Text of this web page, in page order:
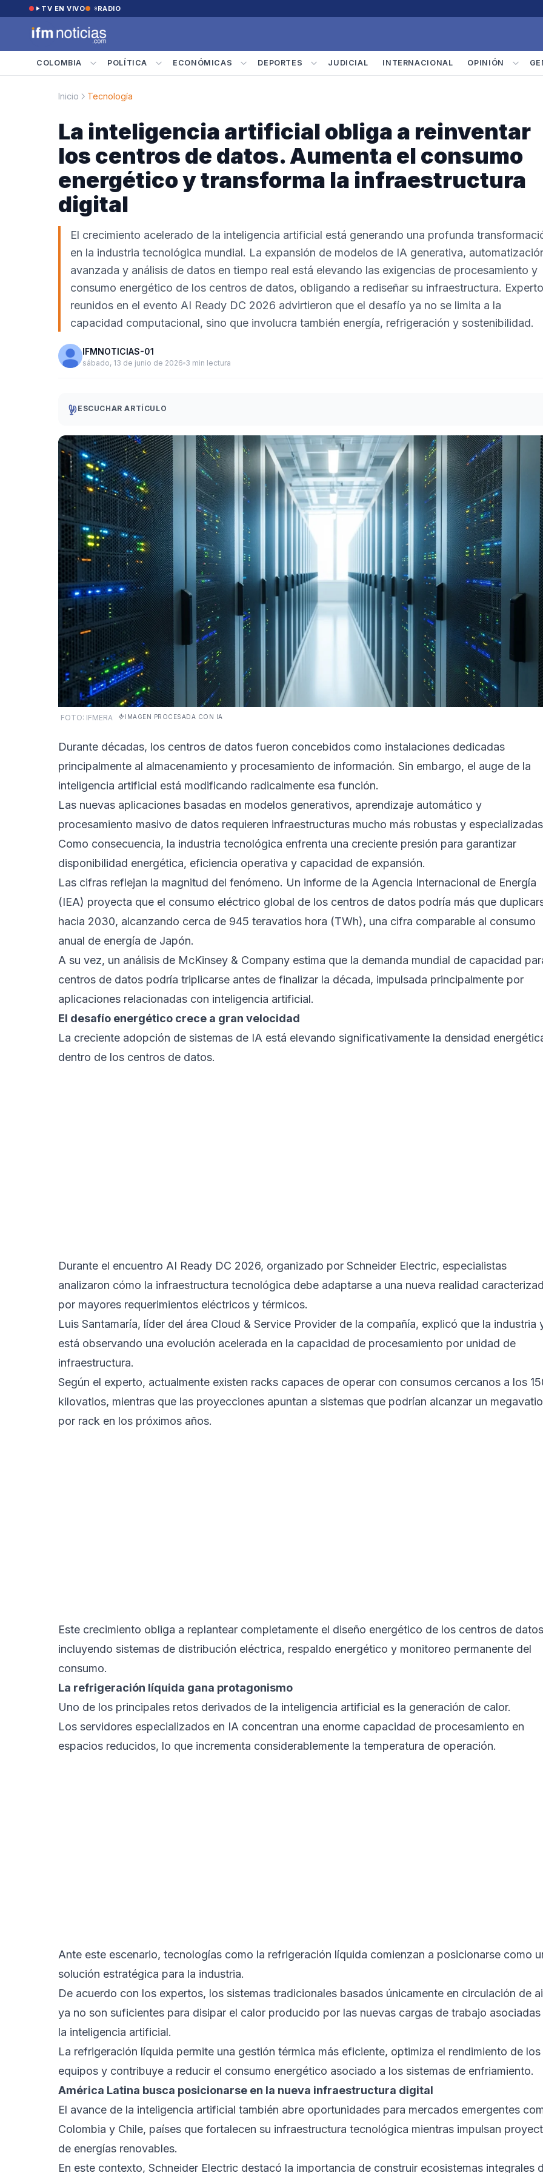
Saltar al contenido
TV EN VIVO RADIO
COLOMBIA POLÍTICA ECONÓMICAS DEPORTES JUDICIAL INTERNACIONAL OPINIÓN
Inicio Tecnología
La inteligencia artificial obliga a reinventar
los centros de datos. Aumenta el consumo
energético y transforma la infraestructura
digital
El crecimiento acelerado de la inteligencia artificial está generando una profunda
en la industria tecnológica mundial. La expansión de modelos de IA generativa,
avanzada y análisis de datos en tiempo real está elevando las exigencias de procesamiento y
consumo energético de los centros de datos, obligando a rediseñar su infraestructura.
reunidos en el evento AI Ready DC 2026 advirtieron que el desafío ya no se limita a la
capacidad computacional, sino que involucra también energía, refrigeración y sostenibilidad.
IFMNOTICIAS-01
sábado, 13 de junio de 2026 3 min lectura
ESCUCHAR ARTÍCULO
FOTO: IFMERA IMAGEN PROCESADA CON IA
Durante décadas, los centros de datos fueron concebidos como instalaciones dedicadas
principalmente al almacenamiento y procesamiento de información. Sin embargo, el auge de la
inteligencia artificial está modificando radicalmente esa función.
Las nuevas aplicaciones basadas en modelos generativos, aprendizaje automático y
procesamiento masivo de datos requieren infraestructuras mucho más robustas y
Como consecuencia, la industria tecnológica enfrenta una creciente presión para garantizar
disponibilidad energética, eficiencia operativa y capacidad de expansión.
Las cifras reflejan la magnitud del fenómeno. Un informe de la Agencia Internacional de Energía
(IEA) proyecta que el consumo eléctrico global de los centros de datos podría más que
hacia 2030, alcanzando cerca de 945 teravatios hora (TWh), una cifra comparable al consumo
anual de energía de Japón.
A su vez, un análisis de McKinsey & Company estima que la demanda mundial de capacidad
centros de datos podría triplicarse antes de finalizar la década, impulsada principalmente por
aplicaciones relacionadas con inteligencia artificial.
El desafío energético crece a gran velocidad
La creciente adopción de sistemas de IA está elevando significativamente la densidad
dentro de los centros de datos.
Durante el encuentro AI Ready DC 2026, organizado por Schneider Electric, especialistas
analizaron cómo la infraestructura tecnológica debe adaptarse a una nueva realidad
por mayores requerimientos eléctricos y térmicos.
Luis Santamaría, líder del área Cloud & Service Provider de la compañía, explicó que la industria
está observando una evolución acelerada en la capacidad de procesamiento por unidad de
infraestructura.
Según el experto, actualmente existen racks capaces de operar con consumos cercanos a los
kilovatios, mientras que las proyecciones apuntan a sistemas que podrían alcanzar un megavatio
por rack en los próximos años.
Este crecimiento obliga a replantear completamente el diseño energético de los centros de
incluyendo sistemas de distribución eléctrica, respaldo energético y monitoreo permanente del
consumo.
La refrigeración líquida gana protagonismo
Uno de los principales retos derivados de la inteligencia artificial es la generación de calor.
Los servidores especializados en IA concentran una enorme capacidad de procesamiento en
espacios reducidos, lo que incrementa considerablemente la temperatura de operación.
Ante este escenario, tecnologías como la refrigeración líquida comienzan a posicionarse como
solución estratégica para la industria.
De acuerdo con los expertos, los sistemas tradicionales basados únicamente en circulación de
ya no son suficientes para disipar el calor producido por las nuevas cargas de trabajo asociadas
la inteligencia artificial.
La refrigeración líquida permite una gestión térmica más eficiente, optimiza el rendimiento de los
equipos y contribuye a reducir el consumo energético asociado a los sistemas de enfriamiento.
América Latina busca posicionarse en la nueva infraestructura digital
El avance de la inteligencia artificial también abre oportunidades para mercados emergentes
Colombia y Chile, países que fortalecen su infraestructura tecnológica mientras impulsan
de energías renovables.
En este contexto, Schneider Electric destacó la importancia de construir ecosistemas integrales